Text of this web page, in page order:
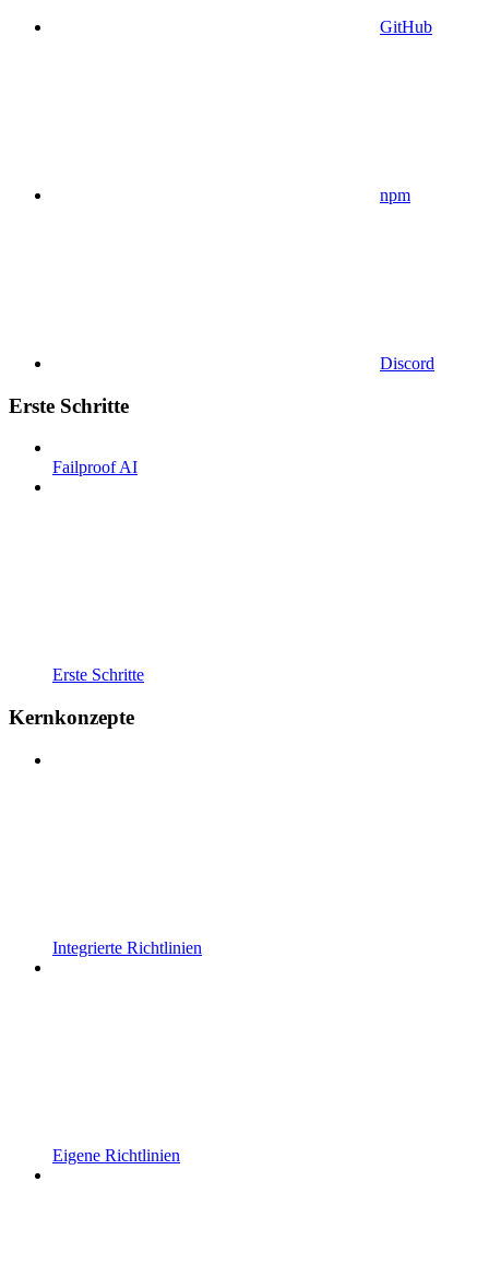
GitHub
npm
Discord
Erste Schritte
Failproof AI
Erste Schritte
Kernkonzepte
Integrierte Richtlinien
Eigene Richtlinien